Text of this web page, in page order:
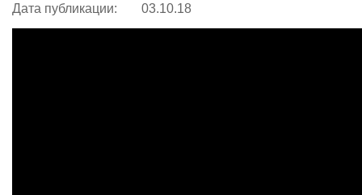
Дата публикации:
03.10.18